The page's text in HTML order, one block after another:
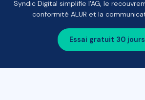
Syndic Digital simplifie l'AG, le
conformité ALUR et la
Essai gratuit 30